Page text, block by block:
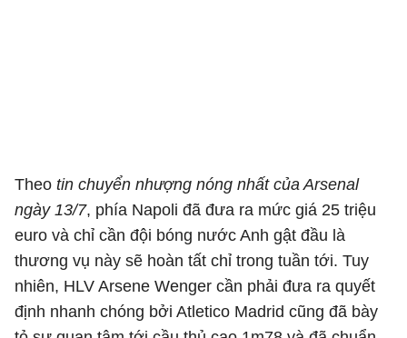
Theo tin chuyển nhượng nóng nhất của Arsenal
ngày 13/7, phía Napoli đã đưa ra mức giá 25 triệu
euro và chỉ cần đội bóng nước Anh gật đầu là
thương vụ này sẽ hoàn tất chỉ trong tuần tới. Tuy
nhiên, HLV Arsene Wenger cần phải đưa ra quyết
định nhanh chóng bởi Atletico Madrid cũng đã bày